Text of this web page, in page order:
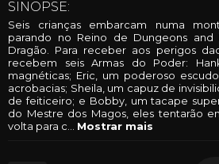
SINOPSE:
Seis crianças embarcam numa
parando no Reino de Dungeons and
Dragão. Para receber aos perigos
recebem seis Armas do Poder:
magnéticas; Eric, um poderoso
acrobacias; Sheila, um capuz de
de feiticeiro; e Bobby, um tacape
do Mestre dos Magos, eles tentarão
volta para c
Mostrar mais